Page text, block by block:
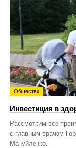
Общество
Инвестиция в
Рассмотрим все
с главным врачом
Мануйленко.